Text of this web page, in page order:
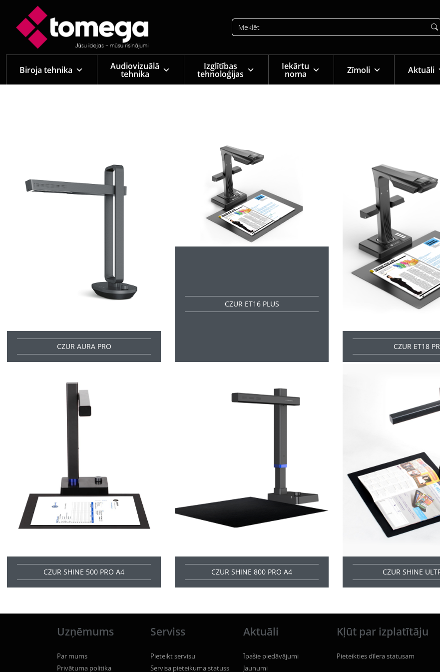
Skip to main content
Biroja tehnika Audiovizuālā
tehnika
Izglītības
tehnoloģijas
Iekārtu
noma Zīmoli Aktuāli
Grāmatu
CZUR AURA PRO
CZUR ET16 PLUS
CZUR ET18
CZUR SHINE 500 PRO A4 CZUR SHINE 800 PRO A4 CZUR SHINE
Uzņēmums
Par mums
Privātuma politika
Serviss
Pieteikt servisu
Servisa pieteikuma statuss
Aktuāli
Īpašie piedāvājumi
Jaunumi
Kļūt par izplatītāju
Pieteikties dīlera statusam